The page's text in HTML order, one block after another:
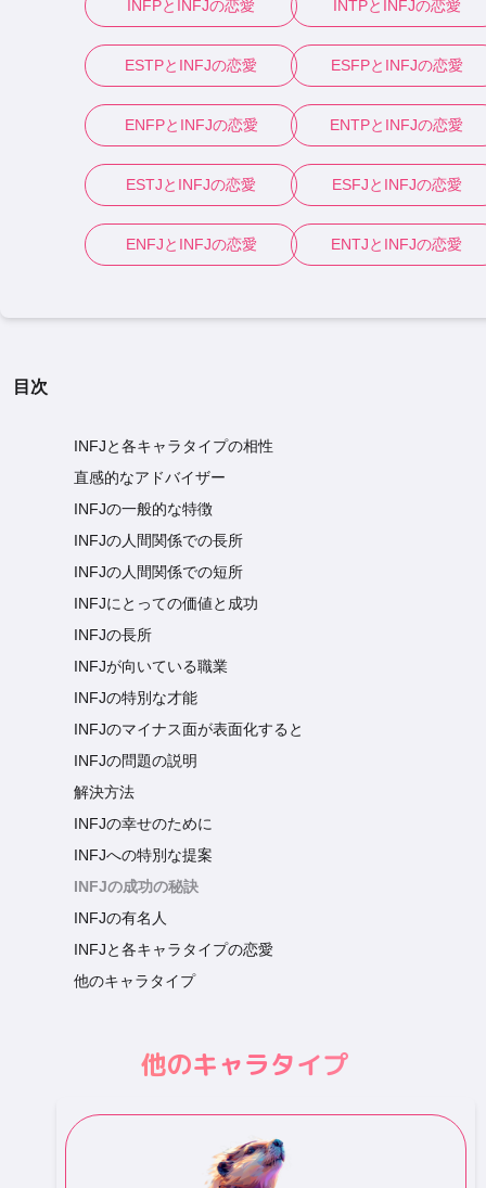
INFPと INFJの恋愛 INTPと INFJの恋愛
ESTPと INFJの恋愛 ESFPと INFJの恋愛
ENFPと INFJの恋愛 ENTPと INFJの恋愛
ESTJと INFJの恋愛 ESFJと INFJの恋愛
ENFJと INFJの恋愛 ENTJと INFJの恋愛
目次
INFJと各キャラタイプの相性
直感的なアドバイザー
INFJの一般的な特徴
INFJの人間関係での長所
INFJの人間関係での短所
INFJにとっての価値と成功
INFJの長所
INFJが向いている職業
INFJの特別な才能
INFJのマイナス面が表面化すると
INFJの問題の説明
解決方法
INFJの幸せのために
INFJへの特別な提案
INFJの成功の秘訣
INFJの有名人
INFJと各キャラタイプの恋愛
他のキャラタイプ
他のキャラタイプ